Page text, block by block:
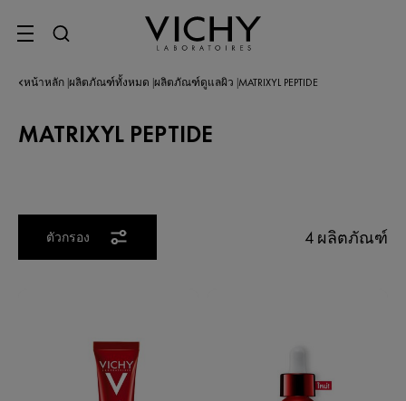
SITE MENU
หน้าหลัก ผลิตภัณฑ์ทั้งหมด ผลิตภัณฑ์ดูแลผิว MATRIXYL PEPTIDE
MATRIXYL PEPTIDE
ตัวกรอง 4 ผลิตภัณฑ์